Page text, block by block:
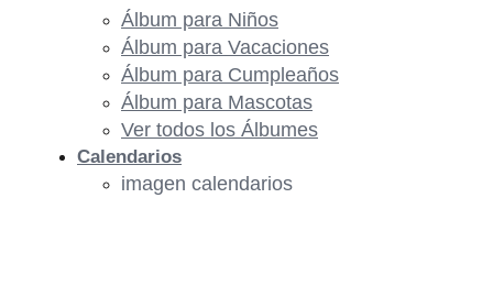
Álbum para Niños
Álbum para Vacaciones
Álbum para Cumpleaños
Álbum para Mascotas
Ver todos los Álbumes
Calendarios
imagen calendarios